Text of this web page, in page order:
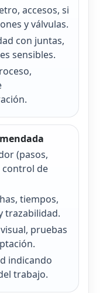
accesos, si
y válvulas.
con juntas,
sensibles.
(pasos,
control de
tiempos,
trazabilidad.
pruebas
indicando
trabajo.